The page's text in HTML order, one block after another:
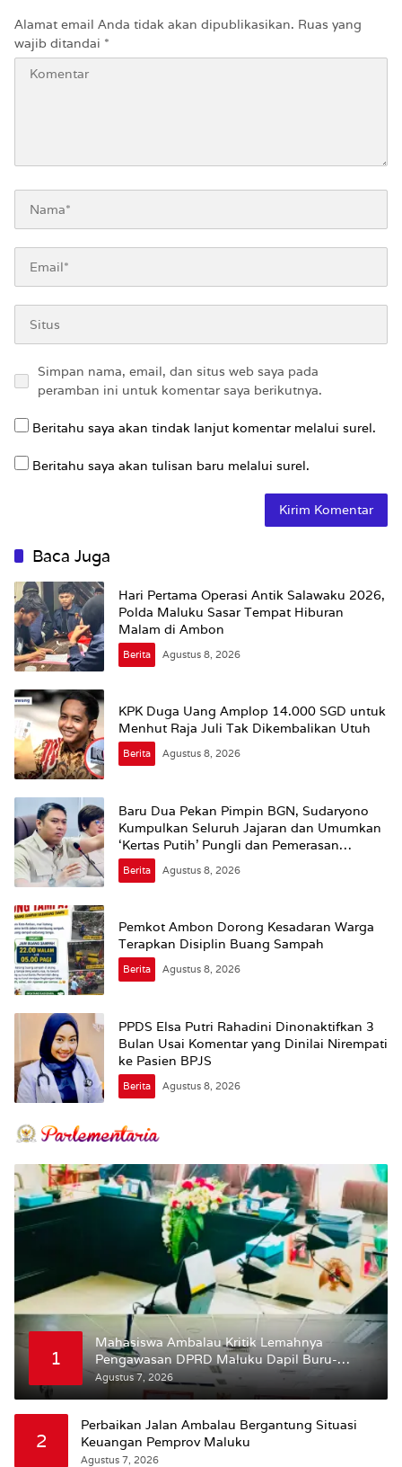
Alamat email Anda tidak akan dipublikasikan. Ruas yang
wajib ditandai *
Simpan nama, email, dan situs web saya pada
peramban ini untuk komentar saya berikutnya.
Beritahu saya akan tindak lanjut komentar melalui surel.
Beritahu saya akan tulisan baru melalui surel.
Baca Juga
Hari Pertama Operasi Antik Salawaku 2026,
Polda Maluku Sasar Tempat Hiburan
Malam di Ambon
Berita Agustus 8, 2026
KPK Duga Uang Amplop 14.000 SGD untuk
Menhut Raja Juli Tak Dikembalikan Utuh
Berita Agustus 8, 2026
Baru Dua Pekan Pimpin BGN, Sudaryono
Kumpulkan Seluruh Jajaran dan Umumkan
‘Kertas Putih’ Pungli dan Pemerasan
Supplier harus Berhenti Sekarang
Berita Agustus 8, 2026
Pemkot Ambon Dorong Kesadaran Warga
Terapkan Disiplin Buang Sampah
Berita Agustus 8, 2026
PPDS Elsa Putri Rahadini Dinonaktifkan 3
Bulan Usai Komentar yang Dinilai Nirempati
ke Pasien BPJS
Berita Agustus 8, 2026
1
Mahasiswa Ambalau Kritik Lemahnya
Pengawasan DPRD Maluku Dapil Buru-
Bursel Terhadap Proses Perubahan Status
Jalan
Agustus 7, 2026
2
Perbaikan Jalan Ambalau Bergantung Situasi
Keuangan Pemprov Maluku
Agustus 7, 2026